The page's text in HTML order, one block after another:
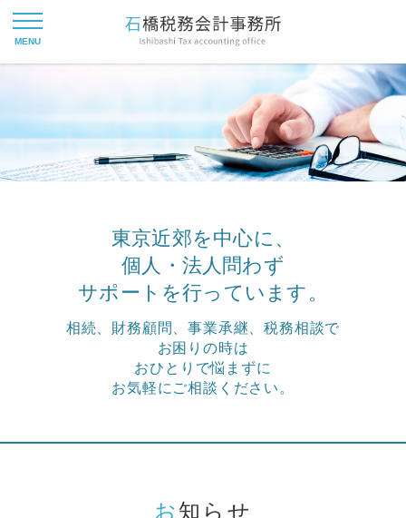
東京近郊を中心に、
個人・法人問わず
サポートを行っています。
相続、財務顧問、事業承継、税務相談で
お困りの時は
おひとりで悩まずに
お気軽にご相談ください。
お知らせ